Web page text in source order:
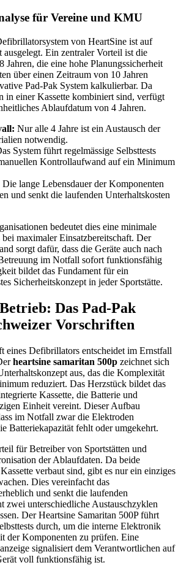
für Vereine und KMU
von HeartSine ist auf
ausgelegt. Ein zentraler Vorteil ist die
Jahren, die eine hohe Planungssicherheit
über einen Zeitraum von 10 Jahren
Pad-Pak System kalkulierbar. Da
in einer Kassette kombiniert sind, verfügt
Ablaufdatum von 4 Jahren.
Nur alle 4 Jahre ist ein Austausch der
notwendig.
System führt regelmässige Selbsttests
Kontrollaufwand auf ein Minimum
Die lange Lebensdauer der Komponenten
und senkt die laufenden Unterhaltskosten
bedeutet dies eine minimale
maximaler Einsatzbereitschaft. Der
sorgt dafür, dass die Geräte auch nach
im Notfall sofort funktionsfähig
bildet das Fundament für ein
Sicherheitskonzept in jeder Sportstätte.
Das Pad-Pak
Vorschriften
eines Defibrillators entscheidet im Ernstfall
heartsine samaritan 500p zeichnet sich
aus, das die Komplexität
reduziert. Das Herzstück bildet das
Kassette, die Batterie und
Einheit vereint. Dieser Aufbau
im Notfall zwar die Elektroden
Batteriekapazität fehlt oder umgekehrt.
für Betreiber von Sportstätten und
der Ablaufdaten. Da beide
verbaut sind, gibt es nur ein einziges
Dies vereinfacht das
und senkt die laufenden
zwei unterschiedliche Austauschzyklen
Der Heartsine Samaritan 500P führt
durch, um die interne Elektronik
der Komponenten zu prüfen. Eine
signalisiert dem Verantwortlichen auf
voll funktionsfähig ist.